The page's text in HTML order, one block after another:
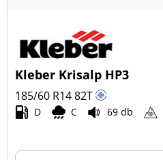
Kleber Krisalp HP3
185/60 R1482T
D C 69 db